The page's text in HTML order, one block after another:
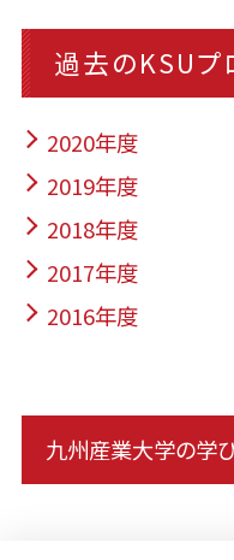
過去のKSUプ
2020年度
2019年度
2018年度
2017年度
2016年度
九州産業大学の学